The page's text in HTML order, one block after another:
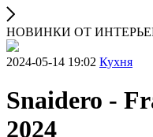
НОВИНКИ ОТ
2024-05-14 19:02 Кухня
Snaidero -
2024